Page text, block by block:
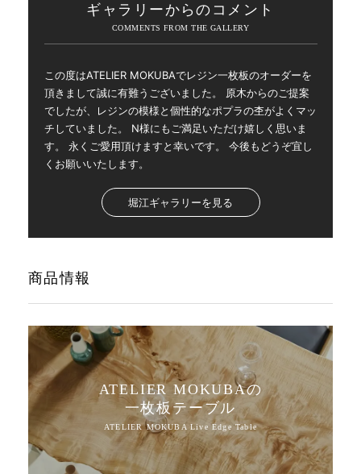
ギャラリーからのコメント
この度はATELIER MOKUBAでレジン一枚板のオーダーを
頂きまして誠に有難うございました。 原木からのご提案
でしたが、レジンの模様と個性的なポプラの杢がよくマッ
チしていました。 N様にもご満足いただけ嬉しく思いま
す。 永くご愛用頂けますと幸いです。 今後もどうぞ宜し
くお願いいたします。
堀江ギャラリーを見る
商品情報
ATELIER MOKUBAの
一枚板テーブル